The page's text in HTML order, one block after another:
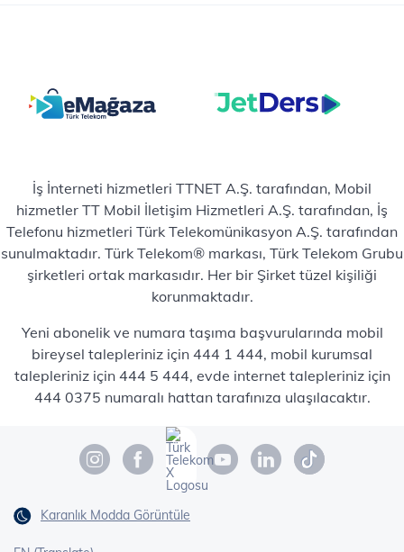
İş İnterneti hizmetleri TTNET A.Ş. tarafından, Mobil
hizmetler TT Mobil İletişim Hizmetleri A.Ş. tarafından, İş
Telefonu hizmetleri Türk Telekomünikasyon A.Ş. tarafından
sunulmaktadır. Türk Telekom® markası, Türk Telekom Grubu
şirketleri ortak markasıdır. Her bir Şirket tüzel kişiliği
korunmaktadır.
Yeni abonelik ve numara taşıma başvurularında mobil
bireysel talepleriniz için 444 1 444, mobil kurumsal
talepleriniz için 444 5 444, evde internet talepleriniz için
444 0375 numaralı hattan tarafınıza ulaşılacaktır.
Karanlık Modda Görüntüle